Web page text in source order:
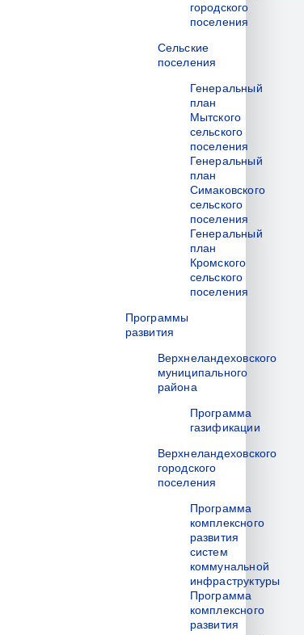
городского
поселения
Сельские
поселения
Генеральный
план
Мытского
сельского
поселения
Генеральный
план
Симаковского
сельского
поселения
Генеральный
план
Кромского
сельского
поселения
Программы
развития
Верхнеландеховского
муниципального
района
Программа
газификации
Верхнеландеховского
городского
поселения
Программа
комплексного
развития
систем
коммунальной
инфраструктуры
Программа
комплексного
развития